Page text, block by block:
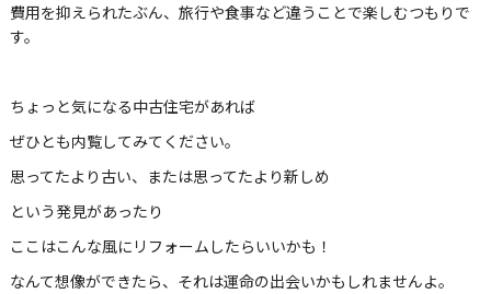
費用を抑えられたぶん、旅行や食事など違うことで楽しむつもりで
す。
ちょっと気になる中古住宅があれば
ぜひとも内覧してみてください。
思ってたより古い、または思ってたより新しめ
という発見があったり
ここはこんな風にリフォームしたらいいかも！
なんて想像ができたら、それは運命の出会いかもしれませんよ。